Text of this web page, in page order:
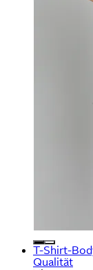
T-Shirt-
Qualität